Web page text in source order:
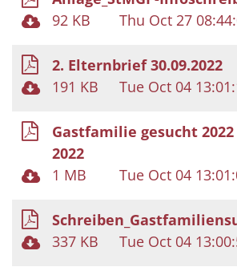
92 KB
Thu Oct 27
2. Elternbrief 30.09.2022
191 KB
Tue Oct 04
Gastfamilie gesucht
2022
1 MB
Tue Oct 04
337 KB
Tue Oct 04